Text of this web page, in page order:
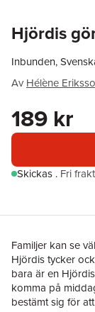
Hjördis
Inbunden,
Av Hélène
189 kr
Skickas . Fri
Familjer kan se
Hjördis tycker
bara är en
komma på
bestämt sig för